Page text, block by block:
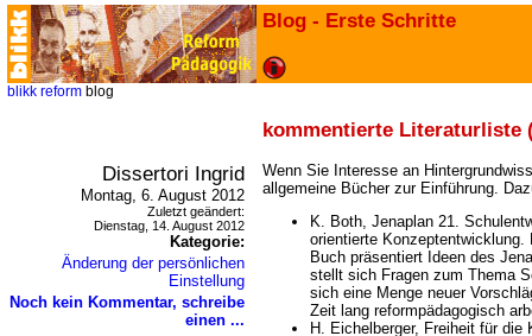
Blog - Erste Schritte
blikk reform blog
kommentierte Literaturliste
Dissertori Ingrid
Montag, 6. August 2012
Zuletzt geändert:
Dienstag, 14. August 2012
Kategorie:
Änderung der persönlichen
Einstellung
Noch kein Kommentar, schreibe
einen ...
Wenn Sie Interesse an
allgemeine Bücher zur Einführung.
K. Both, Jenaplan 21.
orientierte Konzeptentwicklung.
Buch präsentiert Ideen des
stellt sich Fragen zum Thema
sich eine Menge neuer
Zeit lang reformpädagogisch
H. Eichelberger, Freiheit für